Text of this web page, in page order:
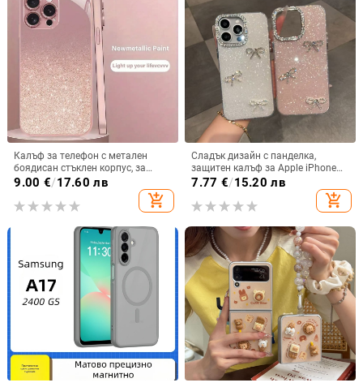
Калъф за телефон с метален
боядисан стъклен корпус, за
iPhone 11–14 Pro Max,
9.00 €/17.60 лв
add_shopping_cart
Сладък дизайн с панделка,
защитен калъф за Apple iPhone
11–15 Pro Max, пълен обхват
7.77 €/15.20 лв
add_shopping_cart